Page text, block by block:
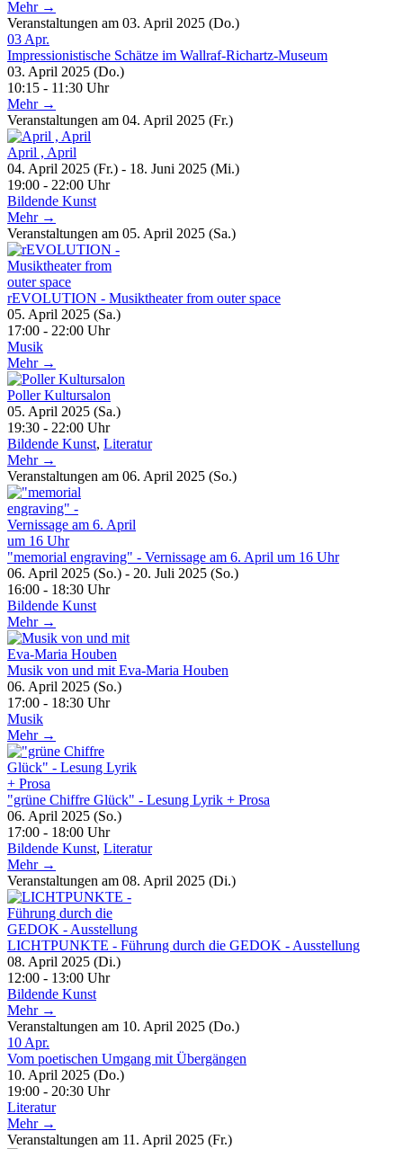
Mehr →
Veranstaltungen am 03. April 2025 (Do.)
03 Apr.
Impressionistische Schätze im Wallraf-Richartz-Museum
03. April 2025 (Do.)
10:15 - 11:30 Uhr
Mehr →
Veranstaltungen am 04. April 2025 (Fr.)
April , April
04. April 2025 (Fr.) - 18. Juni 2025 (Mi.)
19:00 - 22:00 Uhr
Bildende Kunst
Mehr →
Veranstaltungen am 05. April 2025 (Sa.)
rEVOLUTION - Musiktheater from outer space
05. April 2025 (Sa.)
17:00 - 22:00 Uhr
Musik
Mehr →
Poller Kultursalon
05. April 2025 (Sa.)
19:30 - 22:00 Uhr
Bildende Kunst, Literatur
Mehr →
Veranstaltungen am 06. April 2025 (So.)
"memorial engraving" - Vernissage am 6. April um 16 Uhr
06. April 2025 (So.) - 20. Juli 2025 (So.)
16:00 - 18:30 Uhr
Bildende Kunst
Mehr →
Musik von und mit Eva-Maria Houben
06. April 2025 (So.)
17:00 - 18:30 Uhr
Musik
Mehr →
"grüne Chiffre Glück" - Lesung Lyrik + Prosa
06. April 2025 (So.)
17:00 - 18:00 Uhr
Bildende Kunst, Literatur
Mehr →
Veranstaltungen am 08. April 2025 (Di.)
LICHTPUNKTE - Führung durch die GEDOK - Ausstellung
08. April 2025 (Di.)
12:00 - 13:00 Uhr
Bildende Kunst
Mehr →
Veranstaltungen am 10. April 2025 (Do.)
10 Apr.
Vom poetischen Umgang mit Übergängen
10. April 2025 (Do.)
19:00 - 20:30 Uhr
Literatur
Mehr →
Veranstaltungen am 11. April 2025 (Fr.)